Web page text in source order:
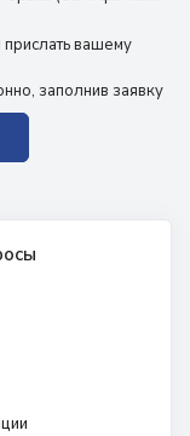
вашему
заполнив заявку